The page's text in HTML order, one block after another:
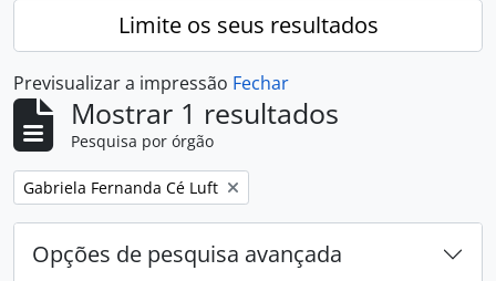
Limite os seus resultados
Previsualizar a impressão Fechar
Mostrar 1 resultados
Pesquisa por órgão
Remover filtro:
Gabriela Fernanda Cé Luft
Opções de pesquisa avançada